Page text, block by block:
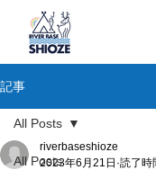
記事
All Posts
All Posts
riverbaseshioze
2023年6月21日 読了時